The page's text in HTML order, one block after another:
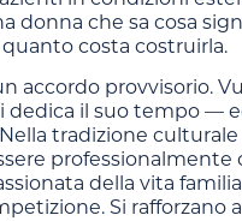
donna che sa cosa
quanto costa costruirla.
accordo provvisorio.
dedica il suo tempo —
tradizione culturale
della vita
Si rafforzano